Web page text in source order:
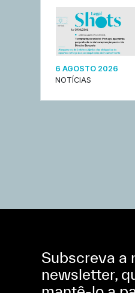
6 AGOSTO 2026
NOTÍCIAS
Subscreva a
newsletter,